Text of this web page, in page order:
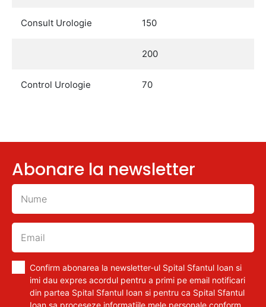
Consult Urologie 150
200
Control Urologie 70
Abonare la newsletter
Confirm abonarea la newsletter-ul Spital Sfantul Ioan si
imi dau expres acordul pentru a primi pe email notificari
din partea Spital Sfantul Ioan si pentru ca Spital Sfantul
Ioan sa proceseze informatiile mele personale conform